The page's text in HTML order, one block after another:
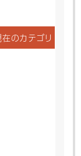
のカテゴリ